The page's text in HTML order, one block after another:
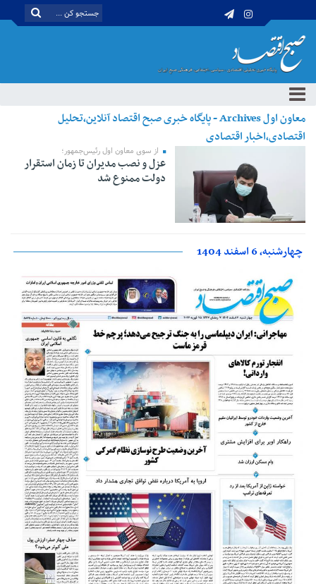
معاون اول Archives - پایگاه خبری صبح اقتصاد آنلاین،تحلیل
اقتصادی،اخبار اقتصادی
از سوی معاون اول رئیس‌جمهور؛
عزل و نصب مدیران تا زمان استقرار
دولت ممنوع شد
چهارشنبه، 6 اسفند 1404